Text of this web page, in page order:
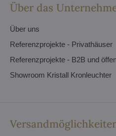
Über das
Über uns
Referenzprojekte - Privathäuser
Referenzprojekte - B2B und
Showroom Kristall Kronleuchter